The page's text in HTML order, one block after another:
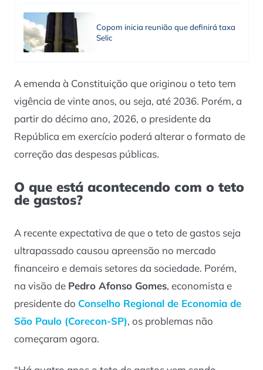
Copom inicia reunião que definirá taxa
Selic
A emenda à Constituição que originou o teto tem
vigência de vinte anos, ou seja, até 2036. Porém, a
partir do décimo ano, 2026, o presidente da
República em exercício poderá alterar o formato de
correção das despesas públicas.
O que está acontecendo com o teto
de gastos?
A recente expectativa de que o teto de gastos seja
ultrapassado causou apreensão no mercado
financeiro e demais setores da sociedade. Porém,
na visão de Pedro Afonso Gomes, economista e
presidente do Conselho Regional de Economia de
São Paulo (Corecon-SP), os problemas não
começaram agora.